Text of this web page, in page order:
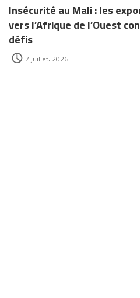
Insécurité au Mali : les
vers l’Afrique de l’Ouest
défis
7 juillet، 2026